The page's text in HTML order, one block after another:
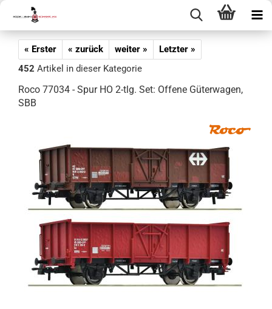
« Erster « zurück weiter »
Letzter »
452 Artikel in dieser Kategorie
Roco 77034 - Spur HO 2-tlg. Set: Offene Güterwagen,
SBB